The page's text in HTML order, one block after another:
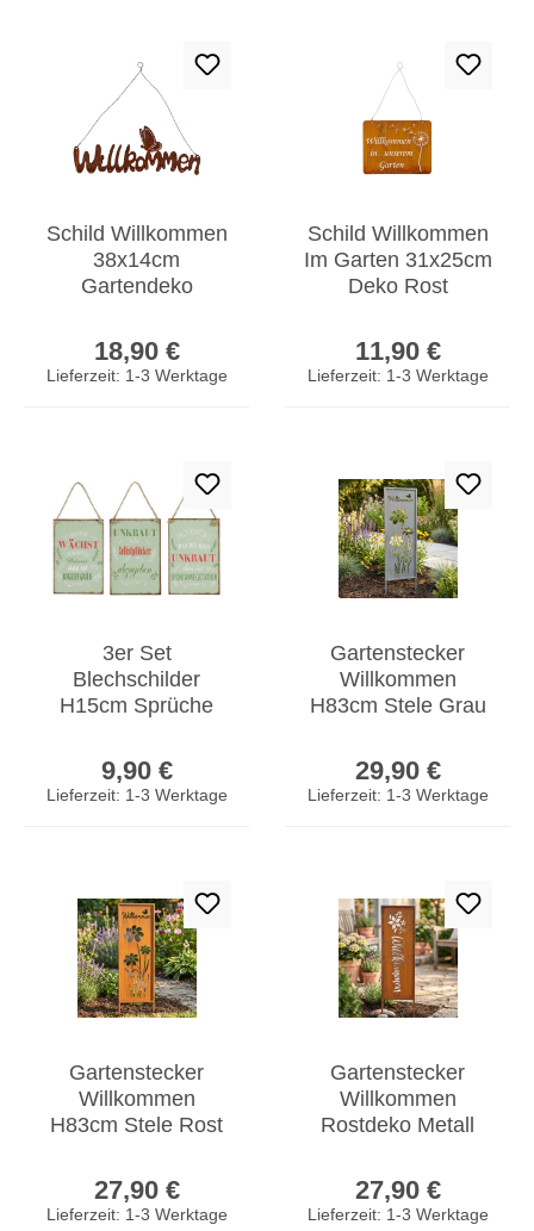
Schild Willkommen
38x14cm
Gartendeko
Schriftzug
Schmetterling
18,90 €
Lieferzeit: 1-3 Werktage
Schild Willkommen
Im Garten 31x25cm
Deko Rost
Pusteblume Eisen
Wandbild
11,90 €
Lieferzeit: 1-3 Werktage
3er Set
Blechschilder
H15cm Sprüche
Wandbild
Wanddeko Deko
9,90 €
Lieferzeit: 1-3 Werktage
Gartenstecker
Willkommen
H83cm Stele Grau
Deko Gartenschild
29,90 €
Lieferzeit: 1-3 Werktage
Gartenstecker
Willkommen
H83cm Stele Rost
Garten-Deko
Edelrost
27,90 €
Lieferzeit: 1-3 Werktage
Gartenstecker
Willkommen
Rostdeko Metall
Edelrost
Beetstecker
27,90 €
Lieferzeit: 1-3 Werktage